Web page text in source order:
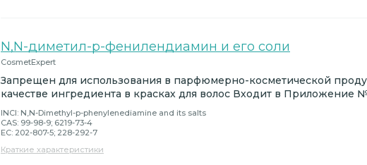
N,N-диметил-p-фенилендиамин и его соли
CosmetExpert
Запрещен для использования в парфюмерно-косметической
качестве ингредиента в красках для волос Входит в Приложение
INCI: N,N-Dimethyl-p-phenylenediamine and its salts
CAS: 99-98-9; 6219-73-4
EC: 202-807-5; 228-292-7
Краткие характеристики